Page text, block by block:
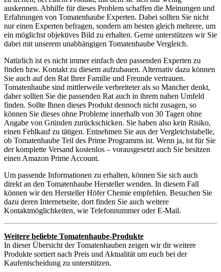
auskennen. Abhilfe für dieses Problem schaffen die Meinungen und
Erfahrungen von Tomatenhaube Experten. Dabei sollten Sie nicht
nur einen Experten befragen, sondern am besten gleich mehrere, um
ein möglichst objektives Bild zu erhalten. Gerne unterstützen wir Sie
dabei mit unserem unabhängigen Tomatenhaube Vergleich.
Natürlich ist es nicht immer einfach den passenden Experten zu
finden bzw. Kontakt zu diesem aufzubauen. Alternativ dazu können
Sie auch auf den Rat Ihrer Familie und Freunde vertrauen.
Tomatenhaube sind mittlerweile verbreiteter als so Mancher denkt,
daher sollten Sie die passenden Rat auch in ihrem nahen Umfeld
finden. Sollte Ihnen dieses Produkt dennoch nicht zusagen, so
können Sie dieses ohne Probleme innerhalb von 30 Tagen ohne
Angabe von Gründen zurückschicken. Sie haben also kein Risiko,
einen Fehlkauf zu tätigen. Entnehmen Sie aus der Vergleichstabelle,
ob Tomatenhaube Teil des Prime Programms ist. Wenn ja, ist für Sie
der komplette Versand kostenlos – vorausgesetzt auch Sie besitzen
einen Amazon Prime Account.
Um passende Informationen zu erhalten, können Sie sich auch
direkt an den Tomatenhaube Hersteller wenden. In diesem Fall
können wir den Hersteller Höfer Chemie empfehlen. Besuchen Sie
dazu deren Internetseite, dort finden Sie auch weitere
Kontaktmöglichkeiten, wie Telefonnummer oder E-Mail.
Weitere beliebte Tomatenhaube-Produkte
In dieser Übersicht der Tomatenhauben zeigen wir dir weitere
Produkte sortiert nach Preis und Aktualität um euch bei der
Kaufentscheidung zu unterstützen.